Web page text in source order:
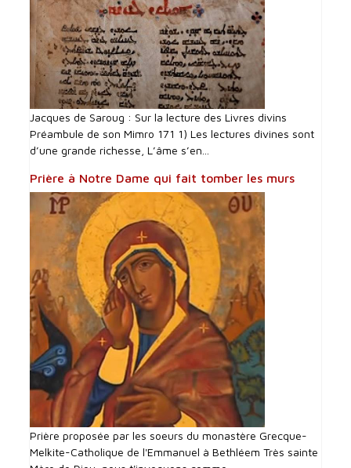
Jacques de Saroug : Sur la lecture des Livres divins
Préambule de son Mimro 171 1) Les lectures divines sont
d’une grande richesse, L’âme s’en...
Prière à Notre Dame qui fait tomber les murs
Prière proposée par les soeurs du monastère Grecque-
Melkite-Catholique de l'Emmanuel à Bethléem Très sainte